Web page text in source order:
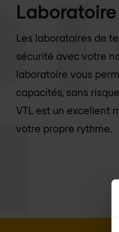
Laboratoire
Les laboratoires de
sécurité avec votre
laboratoire vous
capacités, sans
VTL est un excellent
votre propre rythme.